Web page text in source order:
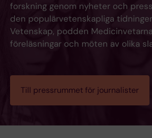
forskning genom nyheter och
den populärvetenskapliga
Vetenskap, podden
föreläsningar och möten av olika
Till pressrummet för journalister